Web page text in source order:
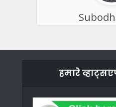
हमारे